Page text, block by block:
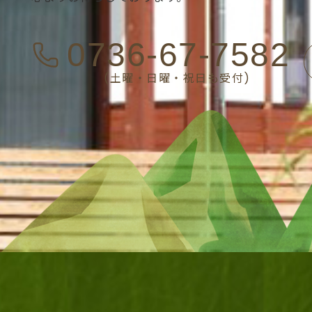
0736-67-7582
(土曜・日曜・祝日も受付)